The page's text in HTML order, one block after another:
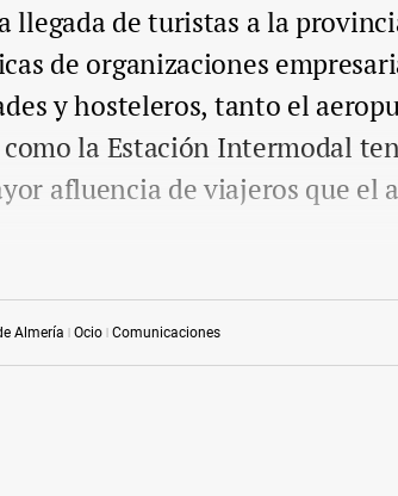
Almería Ocio Comunicaciones
llegada de turistas a la
de organizaciones
y hosteleros, tanto el
la Estación Intermodal
afluencia de viajeros que el